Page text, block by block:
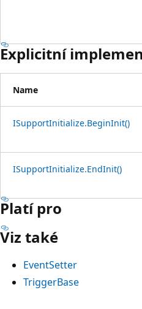
Explicitní
Name
ISupportInitialize.BeginInit()
ISupportInitialize.EndInit()
Platí pro
Viz také
EventSetter
TriggerBase